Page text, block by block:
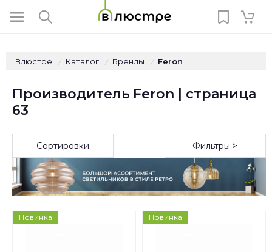
Влюстре / Каталог / Бренды / Feron
Производитель Feron | страница
63
Сортировки Фильтры >
Новинка Новинка